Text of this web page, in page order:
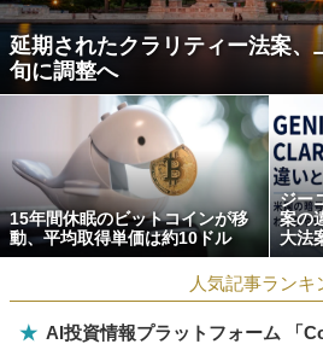
延期されたクラリティー法案、
旬に調整へ
15年間休眠のビットコインが移
動、平均取得単価は約10ドル
ジー
案の
大法
人気記事ランキ
★ AI投資情報プラットフォーム 「